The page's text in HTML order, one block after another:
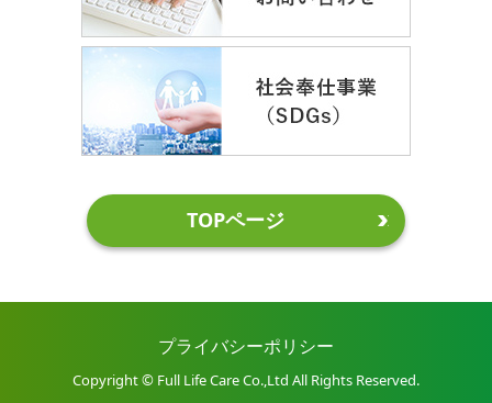
TOPページ
プライバシーポリシー
Copyright © Full Life Care Co.,Ltd All Rights Reserved.